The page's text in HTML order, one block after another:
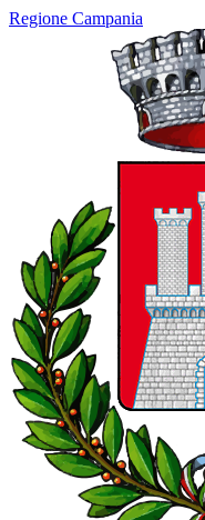
Regione Campania